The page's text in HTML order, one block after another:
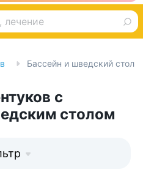
Бассейн и шведский стол
с
столом